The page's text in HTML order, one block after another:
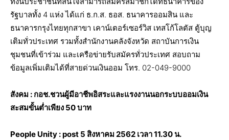
รัฐบาลทั้ง 4 แห่ง ได้แก่ ธ.ก.ส. ธอส. ธนาคารออมสิน และ
ธนาคารกรุงไทยทุกสาขา เคาน์เตอร์เซอร์วิส เทสโก้โลตัส ตู้บุญ
เติมทั่วประเทศ รวมทั้งสำนักงานคลังจังหวัด สถาบันการเงิน
ชุมชนที่เข้าร่วม และเครือข่ายรับสมัครทั่วประเทศ สอบถาม
ข้อมูลเพิ่มเติมได้ที่สายด่วนเงินออม โทร. 02-049-9000
สังคม : กอช.ชวนผู้มีอาชีพอิสระและแรงงานนอกระบบออมเงิน
สะสมขั้นต่ำเพียง 50 บาท
People Unity : post 5 สิงหาคม 2562 เวลา 11.30 น.